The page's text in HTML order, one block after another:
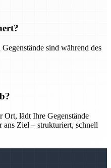
sind während des
Ort, lädt Ihre Gegenstände
ans Ziel – strukturiert, schnell